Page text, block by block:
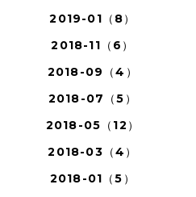
2019-01（8）
2018-11（6）
2018-09（4）
2018-07（5）
2018-05（12）
2018-03（4）
2018-01（5）